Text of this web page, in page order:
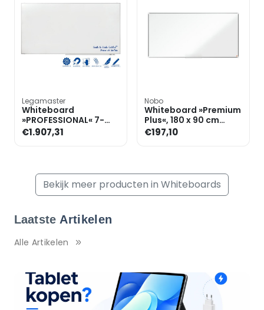
Legamaster
Whiteboard
»PROFESSIONAL« 7-
100085 geëmailleerd,
300 x 155 cm
€1.907,31
Nobo
Whiteboard »Premium
Plus«, 180 x 90 cm
gelakt
€197,10
Bekijk meer producten in Whiteboards
Laatste Artikelen
Alle Artikelen